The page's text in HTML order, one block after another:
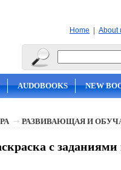
Home | About
AUDOBOOKS NEW
РАЗВИВАЮЩАЯ И
с